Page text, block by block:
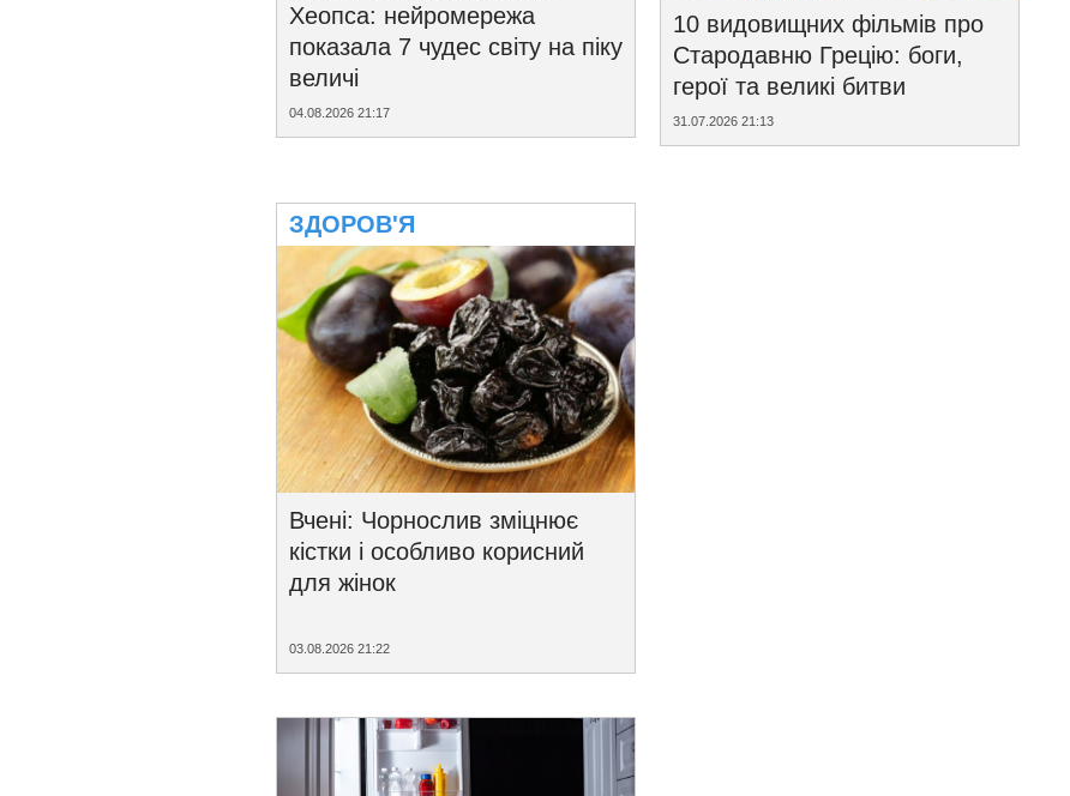
Хеопса: нейромережа
показала 7 чудес світу на піку
величі
04.08.2026 21:17
ЗДОРОВ'Я
Вчені: Чорнослив зміцнює
кістки і особливо корисний
для жінок
03.08.2026 21:22
10 видовищних фільмів про
Стародавню Грецію: боги,
герої та великі битви
31.07.2026 21:13